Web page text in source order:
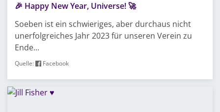
🎉 Happy New Year, Universe! 🚀
Soeben ist ein schwieriges, aber durchaus nicht
unerfolgreiches Jahr 2023 für unseren Verein zu
Ende...
Quelle: Facebook